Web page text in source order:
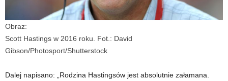
Obraz:
Scott Hastings w 2016 roku. Fot.: David
Gibson/Photosport/Shutterstock
Dalej napisano: „Rodzina Hastingsów jest absolutnie załamana.